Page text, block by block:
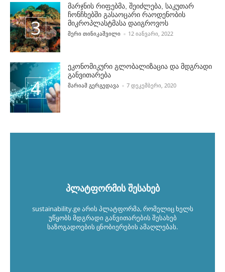
მარჯნის რიფებმა, შეიძლება, საკუთარ
ჩონჩხებში გასაოცარი რაოდენობის
მიკროპლასტმასა დაიგროვოს
POSTED BY
ᲛᲔᲠᲘ ᲗᲘᲜᲘᲙᲐᲨᲕᲘᲚᲘ 12 ᲘᲐᲜᲕᲐᲠᲘ, 2022
ეკონომიკური გლობალიზაცია და მდგრადი
განვითარება
POSTED BY
ᲛᲐᲠᲘᲐᲛ ᲒᲔᲠᲒᲔᲓᲐᲕᲐ 7 ᲓᲔᲙᲔᲛᲑᲔᲠᲘ, 2020
პლატფორმის შესახებ
sustainability.ge არის პლატფორმა, რომელიც ხელს
უწყობს მდგრადი განვითარების შესახებ
საზოგადოების ცნობიერების ამაღლებას.